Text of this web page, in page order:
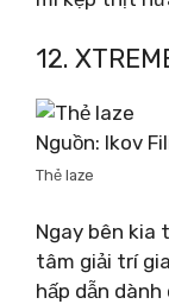
12.
Nguồn: Ikov
Thẻ laze
Ngay bên kia
tâm giải trí
hấp dẫn